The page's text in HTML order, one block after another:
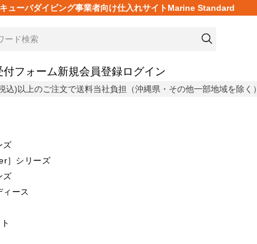
ューバダイビング事業者向け仕入れサイトMarine Standard
フォーム新規会員登録ログイン
込)以上のご注文で送料当社負担（沖縄県・その他一部地域を除く）
ズ
］シリーズ
ズ
ィース